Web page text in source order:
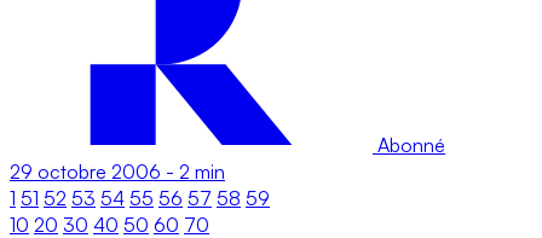
Abonné
29 octobre 2006 - 2 min
1 51 52 53 54 55 56 57 58 59
10 20 30 40 50 60 70